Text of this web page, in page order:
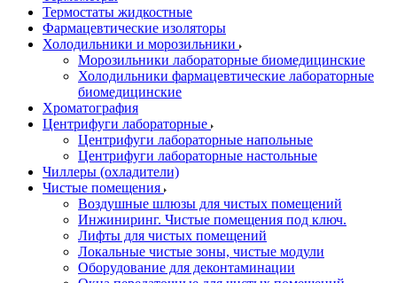
Термостаты жидкостные
Фармацевтические изоляторы
Холодильники и морозильники
Морозильники лабораторные биомедицинские
Холодильники фармацевтические лабораторные
биомедицинские
Хроматография
Центрифуги лабораторные
Центрифуги лабораторные напольные
Центрифуги лабораторные настольные
Чиллеры (охладители)
Чистые помещения
Воздушные шлюзы для чистых помещений
Инжиниринг. Чистые помещения под ключ.
Лифты для чистых помещений
Локальные чистые зоны, чистые модули
Оборудование для деконтаминации